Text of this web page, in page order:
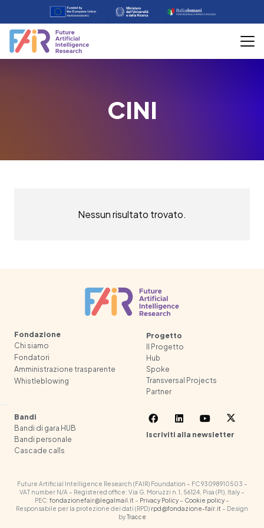
CINI
Nessun risultato trovato.
Fondazione
Chi siamo
Fondatori
Amministrazione trasparente
Whistleblowing
Progetto
Il Progetto
Hub
Spoke
Transversal Projects
Partner
Bandi
Bandi di gara HUB
Bandi personale
Cascade calls
Iscriviti alla newsletter
Future Artificial Intelligence Research (FAIR) Foundation – FC 93098910503 –
VAT number N/A – Registered office: Via G. Moruzzi n.1, 56124, Pisa (PI), Italy –
PEC: fondazionefair@legalmail.it – Privacy Policy– Cookie policy–
Responsabile per la protezione dei dati (RPD) rpd@fondazione-fair.it – Design
byTracce